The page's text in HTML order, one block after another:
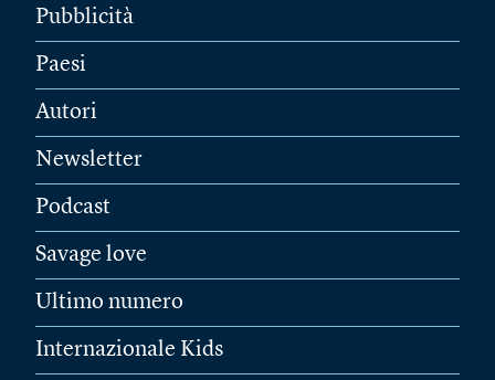
Pubblicità
Paesi
Autori
Newsletter
Podcast
Savage love
Ultimo numero
Internazionale Kids